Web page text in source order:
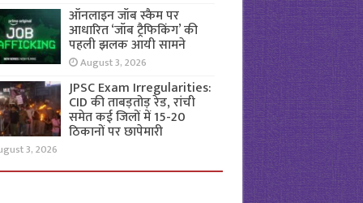
ऑनलाइन जॉब स्कैम पर
आधारित ‘जॉब ट्रैफिकिंग’ की
पहली झलक आयी सामने
August 3, 2026
JPSC Exam Irregularities:
CID की ताबड़तोड़ रेड, रांची
समेत कई जिलों में 15-20
ठिकानों पर छापेमारी
3, 2026